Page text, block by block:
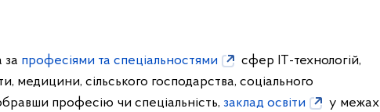
за професіями та спеціальностями
сфер ІТ-технологій,
медицини, сільського господарства, соціального
професію чи спеціальність, заклад освіти
у межах